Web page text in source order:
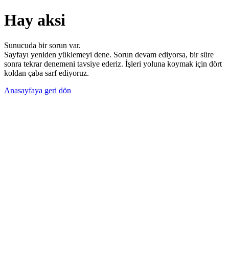
Hay aksi
Sunucuda bir sorun var.
Sayfayı yeniden yüklemeyi dene. Sorun devam ediyorsa, bir süre
sonra tekrar denemeni tavsiye ederiz. İşleri yoluna koymak için dört
koldan çaba sarf ediyoruz.
Anasayfaya geri dön